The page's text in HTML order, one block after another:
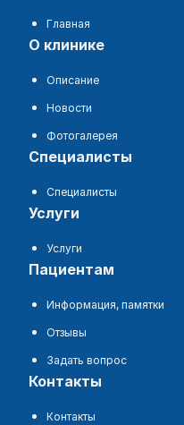
Главная
о клинике
Описание
Новости
Фотогалерея
специалисты
Специалисты
услуги
Услуги
пациентам
Информация, памятки
Отзывы
Задать вопрос
контакты
Контакты